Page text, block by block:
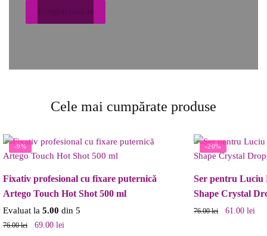
Cele mai cumpărate produse
-9%
Fixativ profesional cu fixare puternică
Artego Touch Hot Shot 500 ml
Evaluat la 5.00 din 5
76.00lei 69.00 lei
-20%
Ser pentru Luciu
Shape Crystal
76.00lei 61.00 lei